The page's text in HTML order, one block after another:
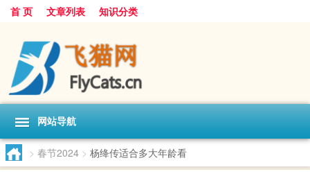
首 页 文章列表 知识分类
网站导航
> 春节2024 > 杨绛传适合多大年龄看